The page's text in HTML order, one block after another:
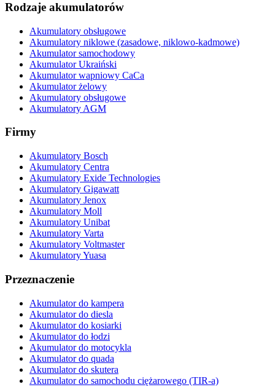
Rodzaje akumulatorów
Akumulatory obsługowe
Akumulatory niklowe (zasadowe, niklowo-kadmowe)
Akumulator samochodowy
Akumulator Ukraiński
Akumulator wapniowy CaCa
Akumulator żelowy
Akumulatory obsługowe
Akumulatory AGM
Firmy
Akumulatory Bosch
Akumulatory Centra
Akumulatory Exide Technologies
Akumulatory Gigawatt
Akumulatory Jenox
Akumulatory Moll
Akumulatory Unibat
Akumulatory Varta
Akumulatory Voltmaster
Akumulatory Yuasa
Przeznaczenie
Akumulator do kampera
Akumulator do diesla
Akumulator do kosiarki
Akumulator do łodzi
Akumulator do motocykla
Akumulator do quada
Akumulator do skutera
Akumulator do samochodu ciężarowego (TIR-a)